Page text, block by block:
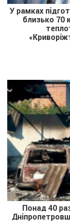
У рамках
близько 70
Понад 40